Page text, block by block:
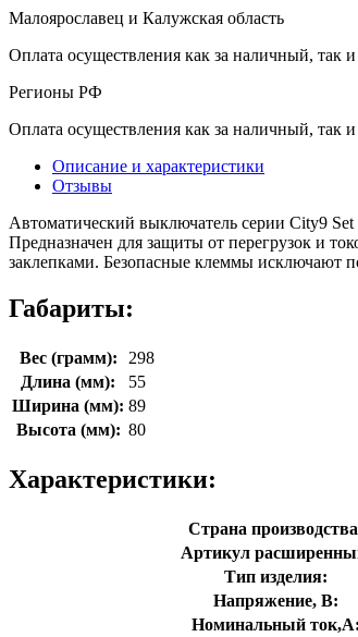
Малоярославец и Калужская область
Оплата осуществления как за наличный, так
Регионы РФ
Оплата осуществления как за наличный, так
Описание и характеристики
Отзывы
Автоматический выключатель серии City9
Предназначен для защиты от перегрузок и
заклепками. Безопасные клеммы исключают
Габариты:
Вес (грамм):
298
Длина (мм):
55
Ширина (мм): 89
Высота (мм): 80
Характеристики:
Страна
Артикул
Тип изделия:
Напряжение, В:
Номинальный ток,А: